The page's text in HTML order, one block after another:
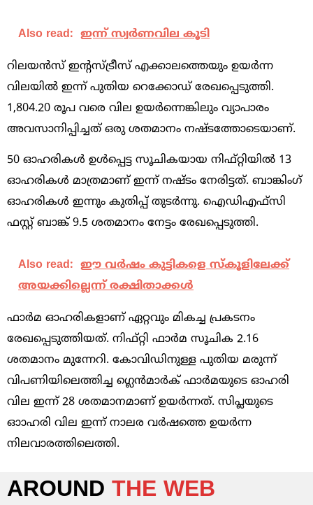
Also read: ഇന്ന് സ്വര്‍ണവില കൂടി
റിലയന്‍സ്‌ ഇന്റസ്‌ട്രീസ്‌ എക്കാലത്തെയും ഉയര്‍ന്ന
വിലയില്‍ ഇന്ന്‌ പുതിയ റെക്കോഡ്‌ രേഖപ്പെടുത്തി.
1,804.20 രൂപ വരെ വില ഉയര്‍ന്നെങ്കിലും വ്യാപാരം
അവസാനിപ്പിച്ചത്‌ ഒരു ശതമാനം നഷ്‌ടത്തോടെയാണ്‌.
50 ഓഹരികള്‍ ഉള്‍പ്പെട്ട സൂചികയായ നിഫ്‌റ്റിയില്‍ 13
ഓഹരികള്‍ മാത്രമാണ്‌ ഇന്ന്‌ നഷ്‌ടം നേരിട്ടത്‌. ബാങ്കിംഗ്‌
ഓഹരികള്‍ ഇന്നും കുതിപ്പ്‌ തുടര്‍ന്നു. ഐഡിഎഫ്‌സി
ഫസ്റ്റ്‌ ബാങ്ക്‌ 9.5 ശതമാനം നേട്ടം രേഖപ്പെടുത്തി.
Also read: ഈ വര്‍ഷം കുട്ടികളെ സ്‌കൂളിലേക്ക്
അയക്കില്ലെന്ന് രക്ഷിതാക്കള്‍
ഫാര്‍മ ഓഹരികളാണ്‌ ഏറ്റവും മികച്ച പ്രകടനം
രേഖപ്പെടുത്തിയത്‌. നിഫ്‌റ്റി ഫാര്‍മ സൂചിക 2.16
ശതമാനം മുന്നേറി. കോവിഡിനുള്ള പുതിയ മരുന്ന്‌
വിപണിയിലെത്തിച്ച ഗ്ലെന്‍മാര്‍ക്‌ ഫാര്‍മയുടെ ഓഹരി
വില ഇന്ന്‌ 28 ശതമാനമാണ്‌ ഉയര്‍ന്നത്‌. സിപ്ലയുടെ
ഓാഹരി വില ഇന്ന്‌ നാലര വര്‍ഷത്തെ ഉയര്‍ന്ന
നിലവാരത്തിലെത്തി.
AROUND THE WEB